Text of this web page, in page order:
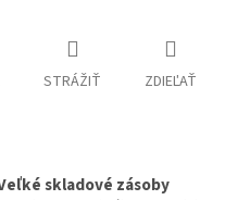
STRÁŽIŤ ZDIEĽAŤ
skladové zásoby